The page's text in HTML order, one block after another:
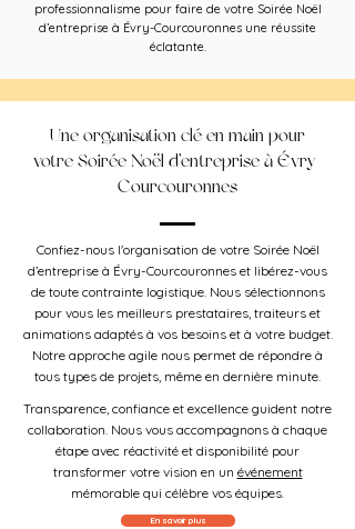
professionnalisme pour faire de votre Soirée Noël
d’entreprise à Évry-Courcouronnes une réussite
éclatante.
Une organisation clé en main pour
votre Soirée Noël d’entreprise à Évry-
Courcouronnes
Confiez-nous l'organisation de votre Soirée Noël
d’entreprise à Évry-Courcouronnes et libérez-vous
de toute contrainte logistique. Nous sélectionnons
pour vous les meilleurs prestataires, traiteurs et
animations adaptés à vos besoins et à votre budget.
Notre approche agile nous permet de répondre à
tous types de projets, même en dernière minute.
Transparence, confiance et excellence guident notre
collaboration. Nous vous accompagnons à chaque
étape avec réactivité et disponibilité pour
transformer votre vision en un événement
mémorable qui célèbre vos équipes.
En savoir plus